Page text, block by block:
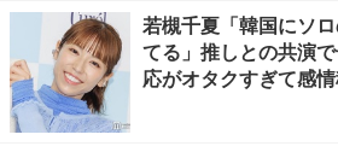
若槻千夏「韓国にソ
てる」推しとの共演
応がオタクすぎて感